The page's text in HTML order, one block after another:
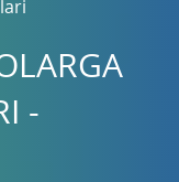
-